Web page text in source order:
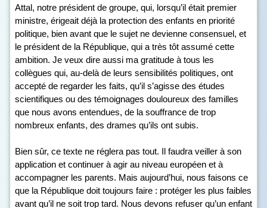
Attal, notre président de groupe, qui, lorsqu’il était premier
ministre, érigeait déjà la protection des enfants en priorité
politique, bien avant que le sujet ne devienne consensuel, et
le président de la République, qui a très tôt assumé cette
ambition. Je veux dire aussi ma gratitude à tous les
collègues qui, au-delà de leurs sensibilités politiques, ont
accepté de regarder les faits, qu’il s’agisse des études
scientifiques ou des témoignages douloureux des familles
que nous avons entendues, de la souffrance de trop
nombreux enfants, des drames qu’ils ont subis.
Bien sûr, ce texte ne réglera pas tout. Il faudra veiller à son
application et continuer à agir au niveau européen et à
accompagner les parents. Mais aujourd’hui, nous faisons ce
que la République doit toujours faire : protéger les plus faibles
avant qu’il ne soit trop tard. Nous devons refuser qu’un enfant